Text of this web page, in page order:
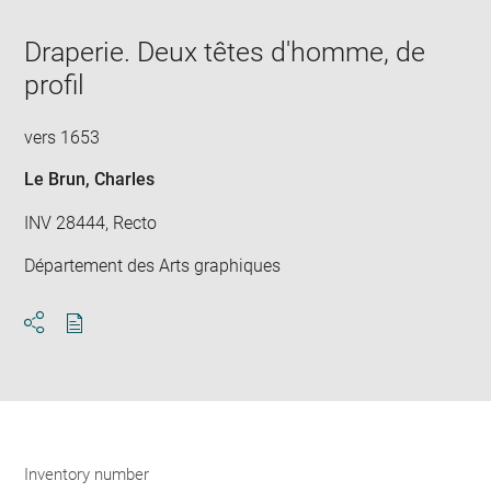
window
Draperie. Deux têtes d'homme, de
profil
vers 1653
Le Brun, Charles
INV 28444, Recto
Département des Arts graphiques
Inventory number